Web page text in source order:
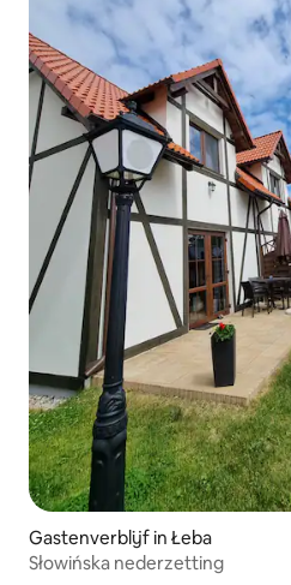
Gastenverblijf in Łeba
Słowińska nederzetting